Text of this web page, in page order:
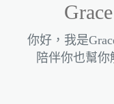
你好，我是
陪伴你也幫你